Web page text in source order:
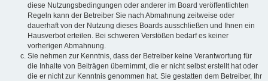
diese Nutzungsbedingungen oder anderer im Board veröffentlichten
Regeln kann der Betreiber Sie nach Abmahnung zeitweise oder
dauerhaft von der Nutzung dieses Boards ausschließen und Ihnen ein
Hausverbot erteilen. Bei schweren Verstößen bedarf es keiner
vorherigen Abmahnung.
Sie nehmen zur Kenntnis, dass der Betreiber keine Verantwortung für
die Inhalte von Beiträgen übernimmt, die er nicht selbst erstellt hat oder
die er nicht zur Kenntnis genommen hat. Sie gestatten dem Betreiber, Ihr